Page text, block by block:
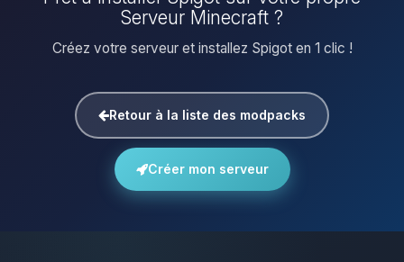
Serveur Minecraft ?
Créez votre serveur et installez Spigot en 1 clic !
Retour à la liste des modpacks
Créer mon serveur